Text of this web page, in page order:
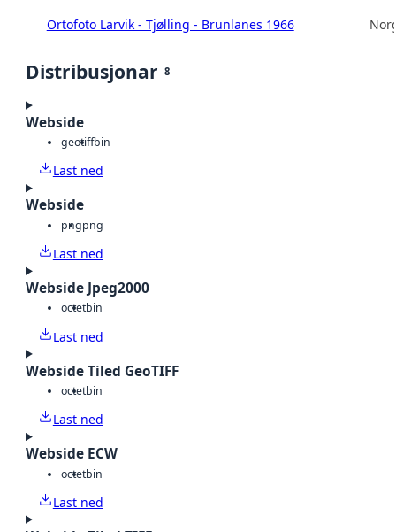
Ortofoto Larvik - Tjølling - Brunlanes 1966
Distribusjonar 8
Webside
geotiffbin
Last ned
Webside
pngpng
Last ned
Webside Jpeg2000
octetbin
Last ned
Webside Tiled GeoTIFF
octetbin
Last ned
Webside ECW
octetbin
Last ned